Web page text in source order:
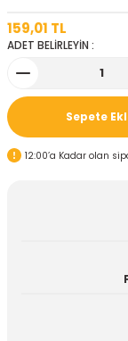
159,01 TL
ADET BELİRLEYİN :
Sepete
12:00’a Kadar olan